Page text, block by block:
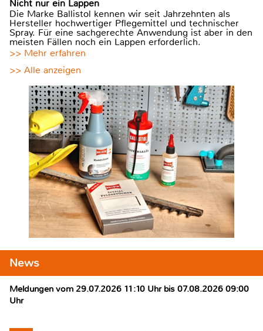
Nicht nur ein Lappen
Die Marke Ballistol kennen wir seit Jahrzehnten als
Hersteller hochwertiger Pflegemittel und technischer
Spray. Für eine sachgerechte Anwendung ist aber in den
meisten Fällen noch ein Lappen erforderlich.
>> Mehr erfahren
>> Alle anzeigen
News
Meldungen vom 29.07.2026 11:10 Uhr bis 07.08.2026 09:00
Uhr